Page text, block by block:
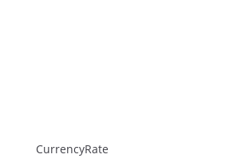
CurrencyRate